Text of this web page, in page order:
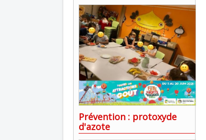
Prévention : protoxyde
d'azote